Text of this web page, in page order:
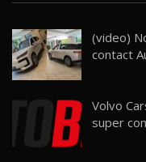
22
Micul
Noua
26:59
(video)
contact
Volvo
super